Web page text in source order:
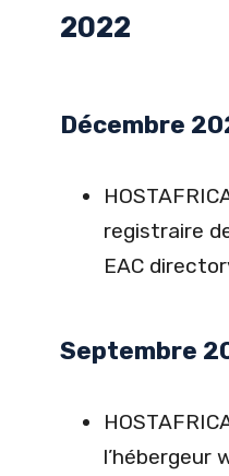
2022
Décembre
registraire
EAC
Septembre
l’hébergeur